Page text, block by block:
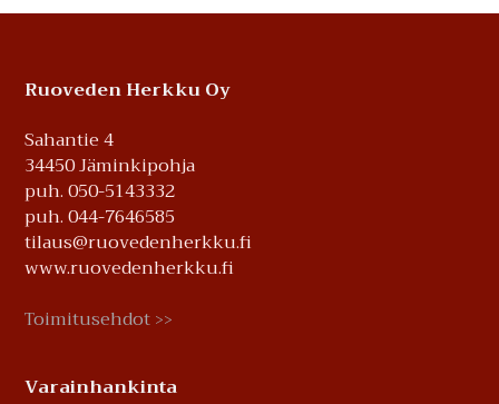
Footer
Ruoveden Herkku Oy
Sahantie 4
34450 Jäminkipohja
puh. 050-5143332
puh. 044-7646585
tilaus@ruovedenherkku.fi
www.ruovedenherkku.fi
Toimitusehdot >>
Varainhankinta